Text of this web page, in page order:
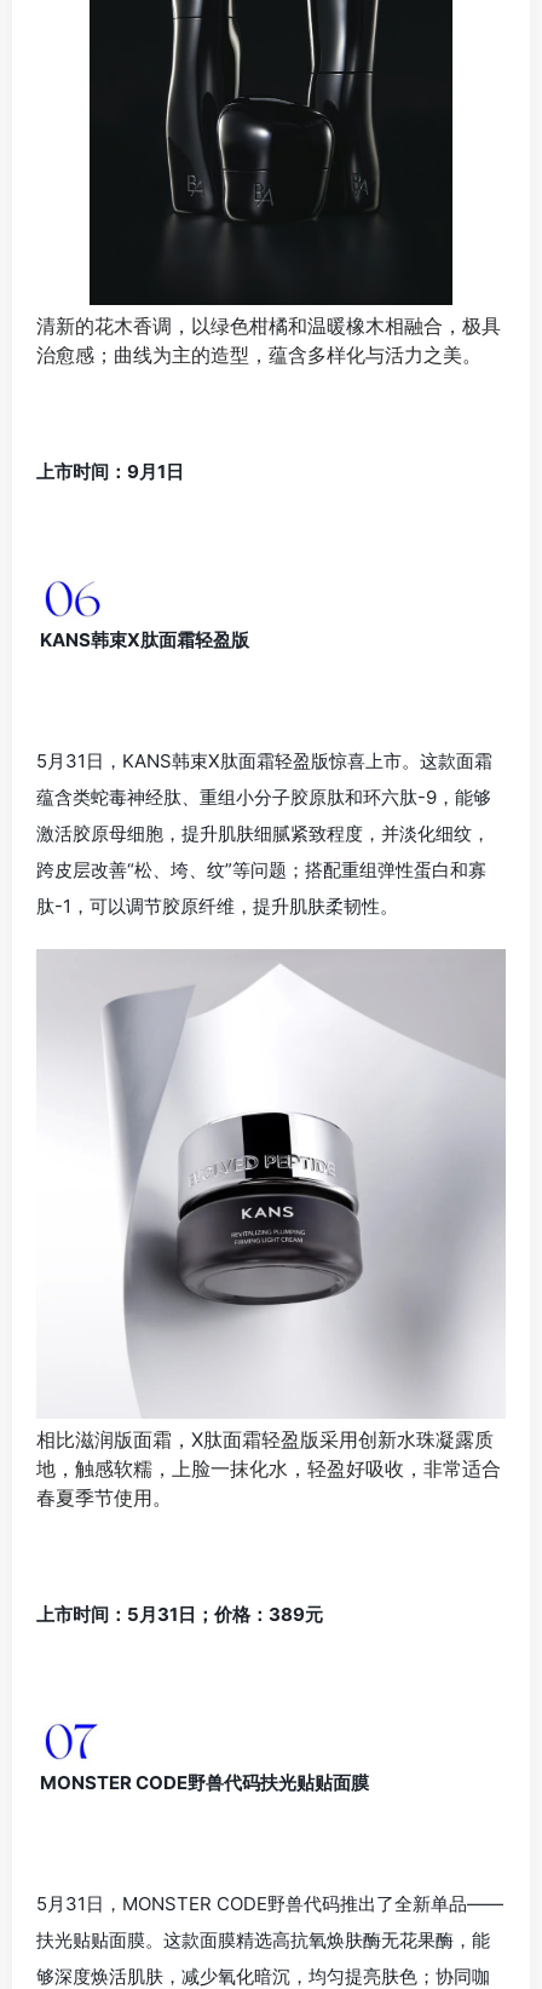
清新的花木香调，以绿色柑橘和温暖橡木相融合，极具
治愈感；曲线为主的造型，蕴含多样化与活力之美。
上市时间：9月1日
KANS韩束X肽面霜轻盈版
5月31日，KANS韩束X肽面霜轻盈版惊喜上市。这款面霜
蕴含类蛇毒神经肽、重组小分子胶原肽和环六肽-9，能够
激活胶原母细胞，提升肌肤细腻紧致程度，并淡化细纹，
跨皮层改善“松、垮、纹”等问题；搭配重组弹性蛋白和寡
肽-1，可以调节胶原纤维，提升肌肤柔韧性。
相比滋润版面霜，X肽面霜轻盈版采用创新水珠凝露质
地，触感软糯，上脸一抹化水，轻盈好吸收，非常适合
春夏季节使用。
上市时间：5月31日；价格：389元
MONSTER CODE野兽代码扶光贴贴面膜
5月31日，MONSTER CODE野兽代码推出了全新单品——
扶光贴贴面膜。这款面膜精选高抗氧焕肤酶无花果酶，能
够深度焕活肌肤，减少氧化暗沉，均匀提亮肤色；协同咖